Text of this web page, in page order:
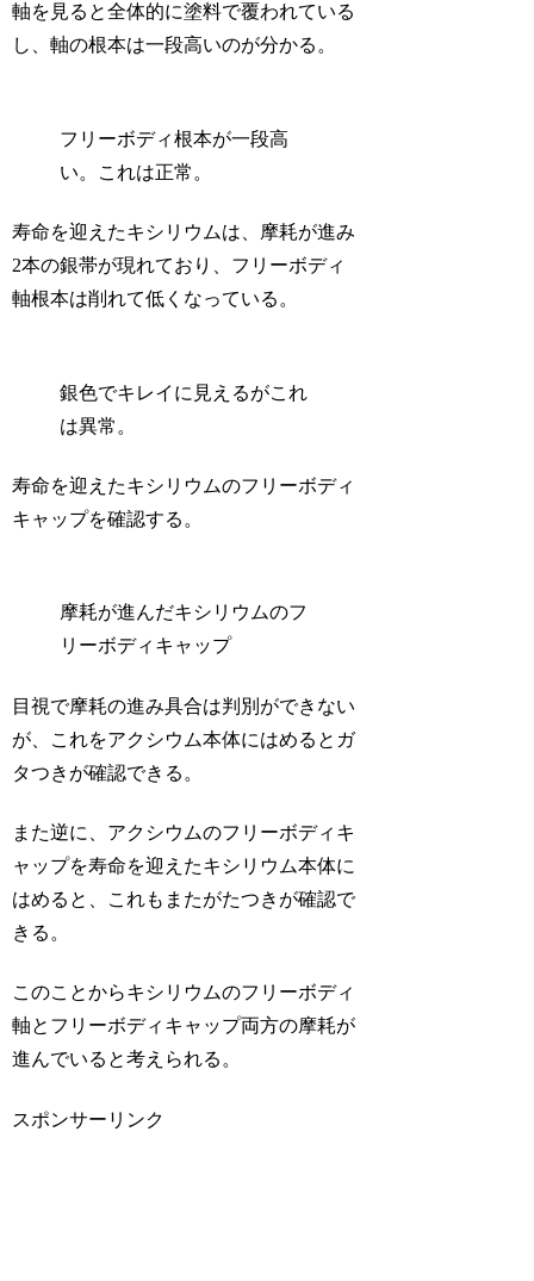
軸を見ると全体的に塗料で覆われている
し、軸の根本は一段高いのが分かる。
フリーボディ根本が一段高
い。これは正常。
寿命を迎えたキシリウムは、摩耗が進み
2本の銀帯が現れており、フリーボディ
軸根本は削れて低くなっている。
銀色でキレイに見えるがこれ
は異常。
寿命を迎えたキシリウムのフリーボディ
キャップを確認する。
摩耗が進んだキシリウムのフ
リーボディキャップ
目視で摩耗の進み具合は判別ができない
が、これをアクシウム本体にはめるとガ
タつきが確認できる。
また逆に、アクシウムのフリーボディキ
ャップを寿命を迎えたキシリウム本体に
はめると、これもまたがたつきが確認で
きる。
このことからキシリウムのフリーボディ
軸とフリーボディキャップ両方の摩耗が
進んでいると考えられる。
スポンサーリンク